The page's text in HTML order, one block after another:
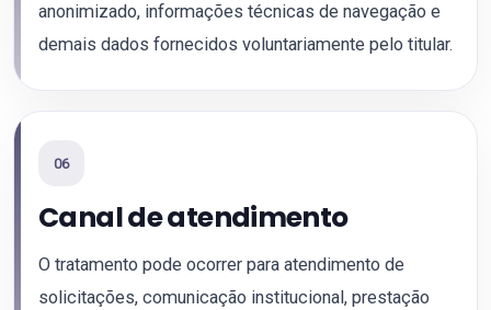
anonimizado, informações técnicas de navegação e
demais dados fornecidos voluntariamente pelo titular.
06
Canal de atendimento
O tratamento pode ocorrer para atendimento de
solicitações, comunicação institucional, prestação